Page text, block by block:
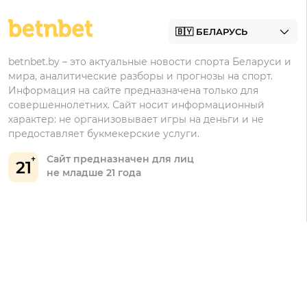
Бонусы Бетера
Бонусы Винлайн
Марафонбет
21
Сайт предназначен для лиц
не младше 21 года
betnbet.by – это актуальные новости спорта Беларуси и
мира, аналитические разборы и прогнозы на спорт.
Информация на сайте предназначена только для
совершеннолетних. Сайт носит информационный
характер: не организовывает игры на деньги и не
предоставляет букмекерские услуги.